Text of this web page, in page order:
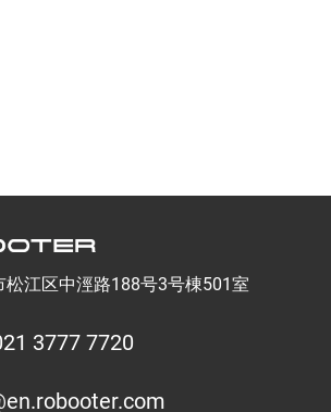
松江区中涇路188号3号棟501室
3777 7720